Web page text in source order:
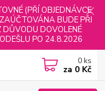
(PŘÍ OBJEDNÁVCE
BUDE PŘI
DOVOLENÉ
PO 24.8.2026
0 ks
za 0 Kč